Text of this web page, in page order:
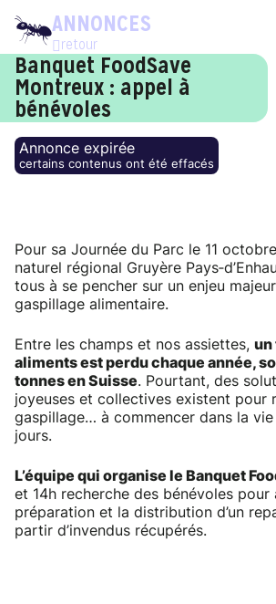
ANNONCES
retour
Banquet FoodSave
Montreux : appel à
bénévoles
Annonce expirée
certains contenus ont été effacés
Pour sa Journée du Parc le 11
naturel régional Gruyère
tous à se pencher sur un enjeu
gaspillage alimentaire.
Entre les champs et nos assiettes, un
aliments est perdu chaque année,
tonnes en Suisse. Pourtant, des
joyeuses et collectives existent pour
gaspillage… à commencer dans la
jours.
L’équipe qui organise le Banquet
et 14h recherche des bénévoles pour
préparation et la distribution d’un
partir d’invendus récupérés.